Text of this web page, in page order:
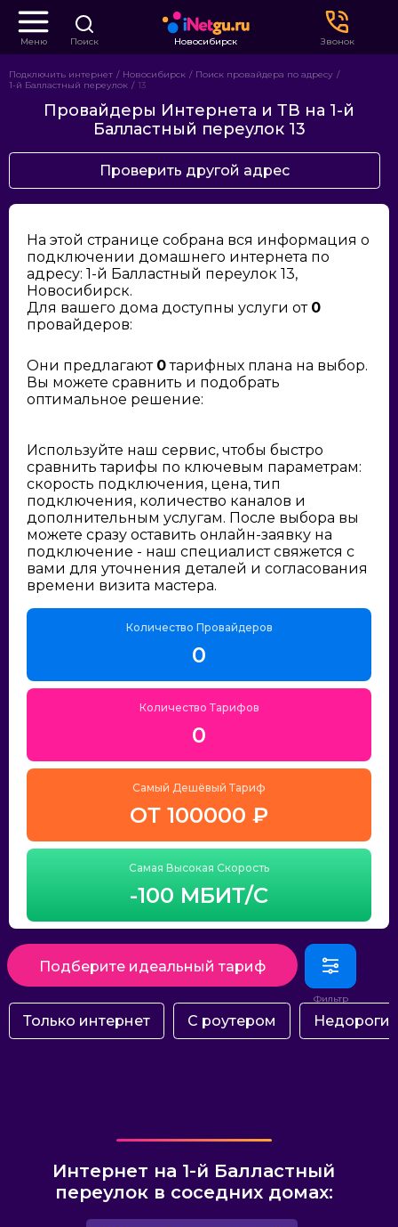
Меню Поиск Новосибирск Звонок
Подключить интернет Новосибирск
Поиск провайдера по адресу
1-й Балластный переулок
13
Провайдеры Интернета и ТВ на 1-й
Балластный переулок 13
Проверить другой адрес
На этой странице собрана вся информация о
подключении домашнего интернета по
адресу: 1-й Балластный переулок 13,
Новосибирск.
Для вашего дома доступны услуги от 0
провайдеров:
Они предлагают 0тарифных плана на выбор.
Вы можете сравнить и подобрать
оптимальное решение:
Используйте наш сервис, чтобы быстро
сравнить тарифы по ключевым параметрам:
скорость подключения, цена, тип
подключения, количество каналов и
дополнительным услугам. После выбора вы
можете сразу оставить онлайн-заявку на
подключение - наш специалист свяжется с
вами для уточнения деталей и согласования
времени визита мастера.
Количество Провайдеров
0
Количество Тарифов
0
Самый Дешёвый Тариф
ОТ 100000 ₽
Самая Высокая Скорость
-100 МБИТ/С
Подберите идеальный тариф
Только интернет С роутером Недорогие
Интернет на 1-й Балластный
переулок в соседних домах: